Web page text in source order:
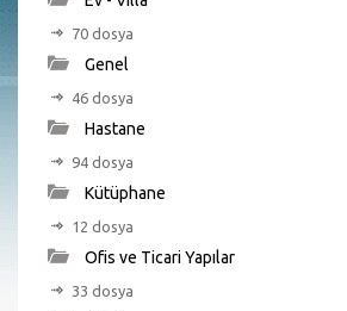
70 dosya
Genel
46 dosya
Hastane
94 dosya
Kütüphane
12 dosya
Ofis ve Ticari Yapılar
33 dosya